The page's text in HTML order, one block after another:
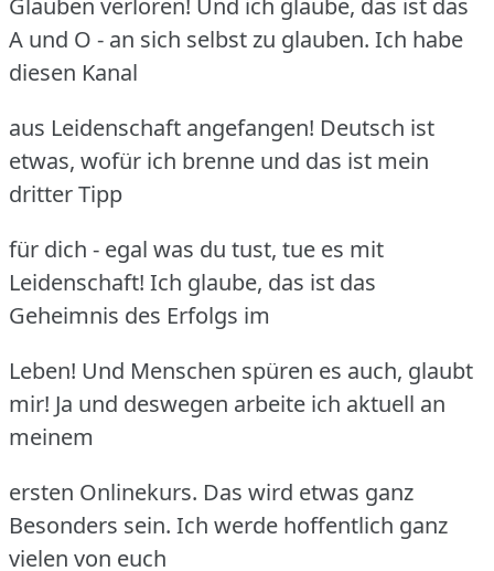
A und O - an sich selbst zu glauben. Ich habe
diesen Kanal
aus Leidenschaft angefangen! Deutsch ist
etwas, wofür ich brenne und das ist mein
dritter Tipp
für dich - egal was du tust, tue es mit
Leidenschaft! Ich glaube, das ist das
Geheimnis des Erfolgs im
Leben! Und Menschen spüren es auch, glaubt
mir! Ja und deswegen arbeite ich aktuell an
meinem
ersten Onlinekurs. Das wird etwas ganz
Besonders sein. Ich werde hoffentlich ganz
vielen von euch